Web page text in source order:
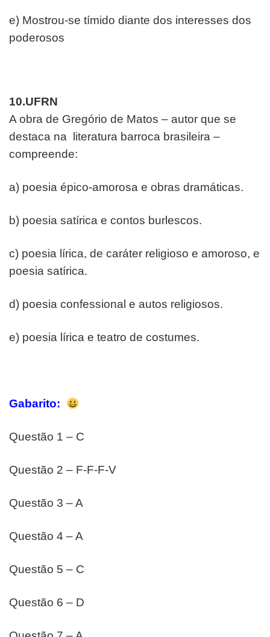
e) Mostrou-se tímido diante dos interesses dos
poderosos
10.UFRN
A obra de Gregório de Matos – autor que se
destaca na
literatura barroca brasileira –
compreende:
a) poesia épico-amorosa e obras dramáticas.
b) poesia satírica e contos burlescos.
c) poesia lírica, de caráter religioso e amoroso, e
poesia satírica.
d) poesia confessional e autos religiosos.
e) poesia lírica e teatro de costumes.
Gabarito:
Questão 1 – C
Questão 2 – F-F-F-V
Questão 3 – A
Questão 4 – A
Questão 5 – C
Questão 6 – D